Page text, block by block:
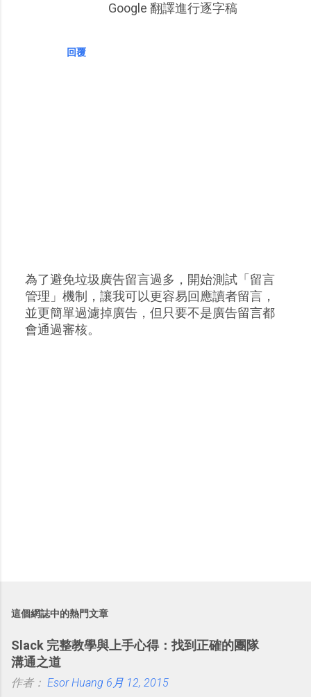
回覆
Google 翻譯進行逐字稿
張
貼
留
為了避免垃圾廣告留言過多，開始測試「留言
管理」機制，讓我可以更容易回應讀者留言，
並更簡單過濾掉廣告，但只要不是廣告留言都
會通過審核。
這個網誌中的熱門文章
Slack 完整教學與上手心得：找到正確的團隊
溝通之道
作者： Esor Huang 6月 12, 2015